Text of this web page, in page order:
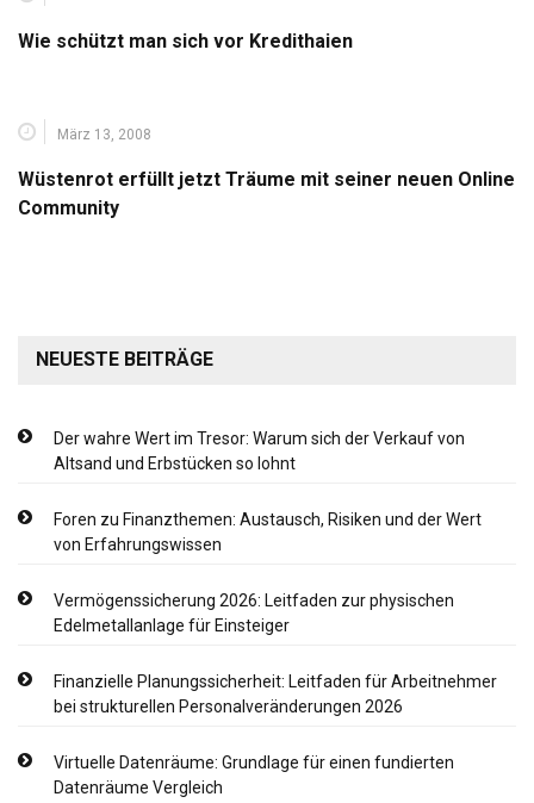
Wie schützt man sich vor Kredithaien
März 13, 2008
Wüstenrot erfüllt jetzt Träume mit seiner neuen Online
Community
NEUESTE BEITRÄGE
Der wahre Wert im Tresor: Warum sich der Verkauf von
Altsand und Erbstücken so lohnt
Foren zu Finanzthemen: Austausch, Risiken und der Wert
von Erfahrungswissen
Vermögenssicherung 2026: Leitfaden zur physischen
Edelmetallanlage für Einsteiger
Finanzielle Planungssicherheit: Leitfaden für Arbeitnehmer
bei strukturellen Personalveränderungen 2026
Virtuelle Datenräume: Grundlage für einen fundierten
Datenräume Vergleich